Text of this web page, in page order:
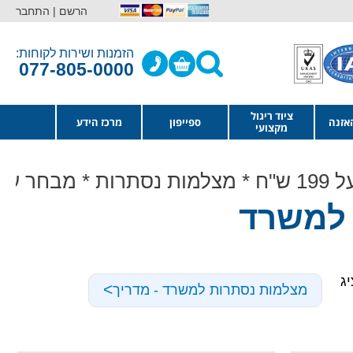
הרשם | התחבר
הזמנות ושירות לקוחות:
077-805-0000
ציוד ריגול
מקצועי
ספייפון מרכז הידע
למשרד
מצלמות נסתרות למשרד - מדריך<